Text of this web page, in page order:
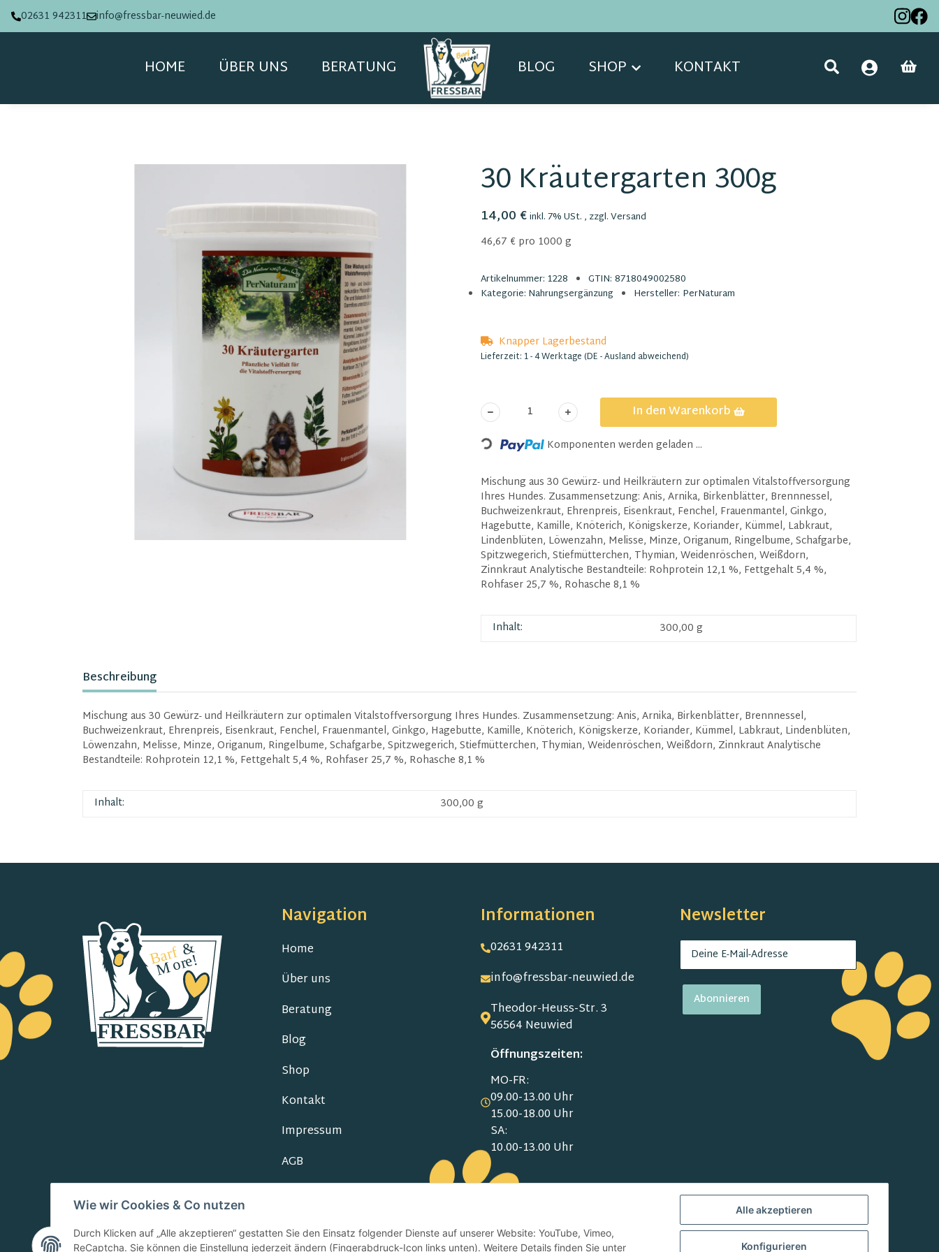
02631 942311 info@fressbar-neuwied.de
SHOP
HOME ÜBER UNS BERATUNG BLOG KONTAKT
30 Kräutergarten 300g
14,00 €inkl. 7% USt. , zzgl.Versand
46,67 € pro 1000 g
Artikelnummer: 1228 GTIN: 8718049002580
Kategorie: Nahrungsergänzung Hersteller: PerNaturam
Knapper Lagerbestand
Lieferzeit: 1 - 4 Werktage(DE - Ausland abweichend)
In den Warenkorb
Loading... Komponenten werden geladen ...
Mischung aus 30 Gewürz- und Heilkräutern zur optimalen Vitalstoffversorgung
Ihres Hundes. Zusammensetzung: Anis, Arnika, Birkenblätter, Brennnessel,
Buchweizenkraut, Ehrenpreis, Eisenkraut, Fenchel, Frauenmantel, Ginkgo,
Hagebutte, Kamille, Knöterich, Königskerze, Koriander, Kümmel, Labkraut,
Lindenblüten, Löwenzahn, Melisse, Minze, Origanum, Ringelbume, Schafgarbe,
Spitzwegerich, Stiefmütterchen, Thymian, Weidenröschen, Weißdorn,
Zinnkraut Analytische Bestandteile: Rohprotein 12,1 %, Fettgehalt 5,4 %,
Rohfaser 25,7 %, Rohasche 8,1 %
Inhalt: 300,00 g
Beschreibung
Mischung aus 30 Gewürz- und Heilkräutern zur optimalen Vitalstoffversorgung Ihres Hundes. Zusammensetzung: Anis, Arnika, Birkenblätter, Brennnessel,
Buchweizenkraut, Ehrenpreis, Eisenkraut, Fenchel, Frauenmantel, Ginkgo, Hagebutte, Kamille, Knöterich, Königskerze, Koriander, Kümmel, Labkraut, Lindenblüten,
Löwenzahn, Melisse, Minze, Origanum, Ringelbume, Schafgarbe, Spitzwegerich, Stiefmütterchen, Thymian, Weidenröschen, Weißdorn, Zinnkraut Analytische
Bestandteile: Rohprotein 12,1 %, Fettgehalt 5,4 %, Rohfaser 25,7 %, Rohasche 8,1 %
Inhalt: 300,00 g
Navigation
Home
Über uns
Beratung
Blog
Shop
Kontakt
Impressum
AGB
Informationen
02631 942311
info@fressbar-neuwied.de
Theodor-Heuss-Str. 3
56564 Neuwied
Öffnungszeiten:
MO-FR:
09.00-13.00 Uhr
15.00-18.00 Uhr
SA:
10.00-13.00 Uhr
Newsletter
Abonnieren
Wie wir Cookies & Co nutzen
Durch Klicken auf „Alle akzeptieren“ gestatten Sie den Einsatz folgender Dienste auf unserer Website: YouTube, Vimeo,
ReCaptcha. Sie können die Einstellung jederzeit ändern (Fingerabdruck-Icon links unten). Weitere Details finden Sie unter
Alle akzeptieren
Konfigurieren